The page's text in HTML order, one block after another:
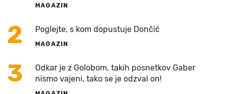
MAGAZIN
2 Poglejte, s kom dopustuje Dončić
MAGAZIN
3
Odkar je z Golobom, takih posnetkov Gaber
nismo vajeni, tako se je odzval on!